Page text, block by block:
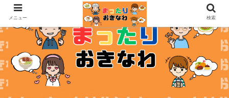
メニュー 検索